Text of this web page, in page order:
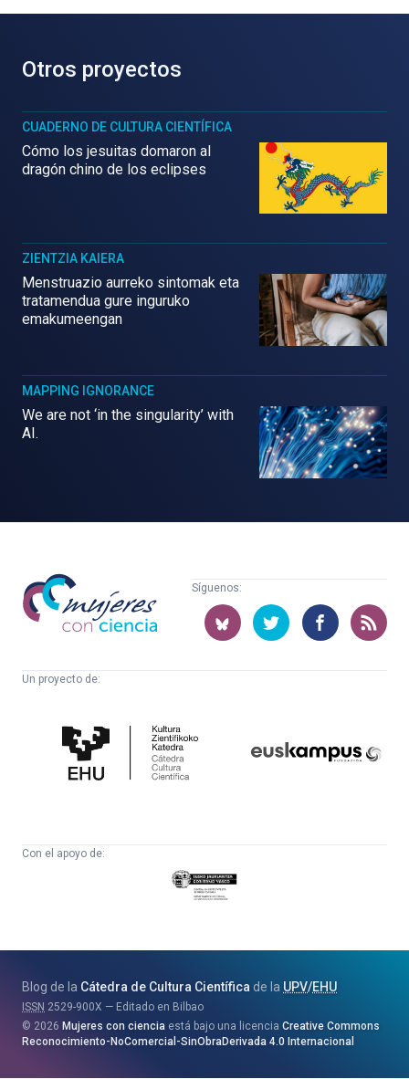
Otros proyectos
CUADERNO DE CULTURA CIENTÍFICA
Cómo los jesuitas domaron al
dragón chino de los eclipses
ZIENTZIA KAIERA
Menstruazio aurreko sintomak eta
tratamendua gure inguruko
emakumeengan
MAPPING IGNORANCE
We are not ‘in the singularity’ with
AI.
Mujeres
con
ciencia
Síguenos:
Un proyecto de:
Cultura
Científica
Con el apoyo de:
Eusko
Jaurlaritza
eta
Berrikuntza
Saila
Blog de la Cátedra de Cultura Científicade la UPV/EHU
ISSN 2529-900X
Editado en Bilbao
2026 Mujeres con ciencia está bajo una licencia Creative Commons
Reconocimiento-NoComercial-SinObraDerivada 4.0 Internacional